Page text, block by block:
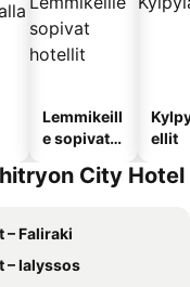
Lemmikeill
e sopivat
ellit
City Hotel
– Faliraki
– Ialyssos